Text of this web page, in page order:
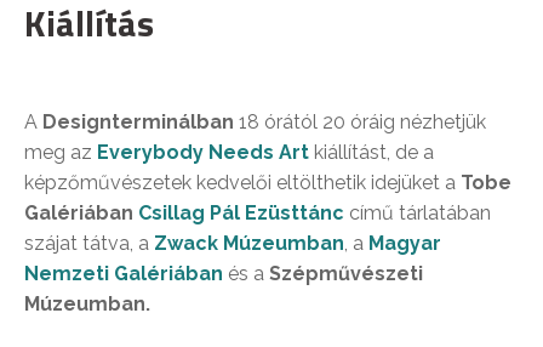
Kiállítás
A Designterminálban 18 órától 20 óráig nézhetjük
meg az Everybody Needs Art kiállítást, de a
képzőművészetek kedvelői eltölthetik idejüket a Tobe
Galériában Csillag Pál Ezüsttánc című tárlatában
szájat tátva, a Zwack Múzeumban , a Magyar
Nemzeti Galériában és a Szépművészeti
Múzeumban.